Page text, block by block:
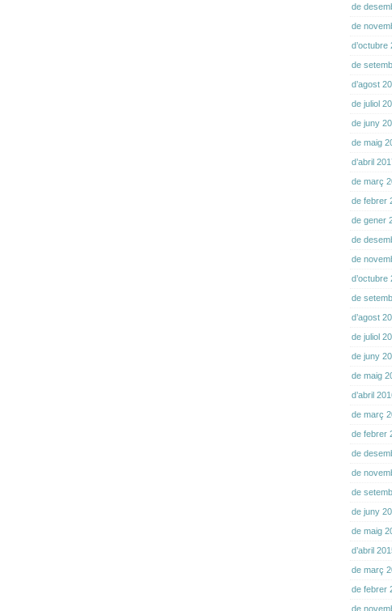
de
de
d’octubre
de
d’agost
de juliol
de juny
de maig
d’abril
de març
de febrer
de gener
de
de
d’octubre
de
d’agost
de juliol
de juny
de maig
d’abril
de març
de febrer
de
de
de
de juny
de maig
d’abril
de març
de febrer
de